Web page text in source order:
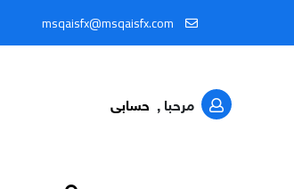
msqaisfx@msqaisfx.com
مرحبا , حسابى